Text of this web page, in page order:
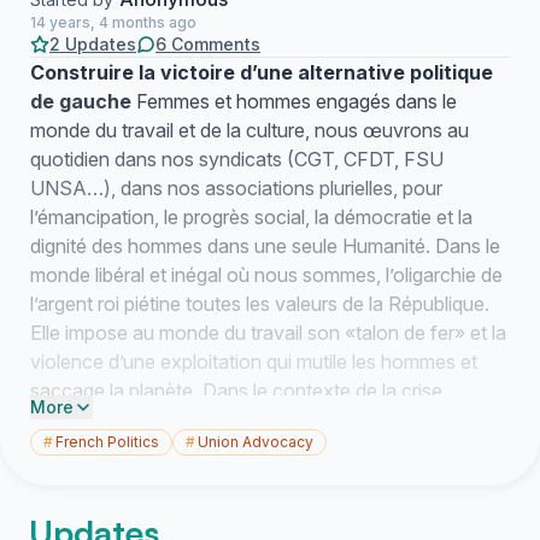
14 years, 4 months ago
2 Updates 6 Comments
Construire la victoire d’une alternative politique
de gauche Femmes et hommes engagés dans le
monde du travail et de la culture, nous œuvrons au
quotidien dans nos syndicats (CGT, CFDT, FSU
UNSA…), dans nos associations plurielles, pour
l’émancipation, le progrès social, la démocratie et la
dignité des hommes dans une seule Humanité. Dans le
monde libéral et inégal où nous sommes, l’oligarchie de
l’argent roi piétine toutes les valeurs de la République.
Elle impose au monde du travail son «talon de fer» et la
violence d’une exploitation qui mutile les hommes et
saccage la planète. Dans le contexte de la crise
systémique du capitalisme globalisé, les politiques
libérales mortifères appellent la création d’un modèle
l’approfondissement de la démocratie politique et
More
#French Politics #Union Advocacy